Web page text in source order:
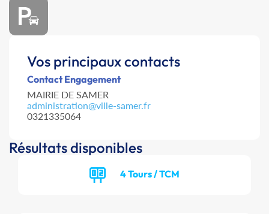
Vos principaux contacts
Contact Engagement
MAIRIE DE SAMER
administration@ville-samer.fr
0321335064
Résultats disponibles
4 Tours / TCM